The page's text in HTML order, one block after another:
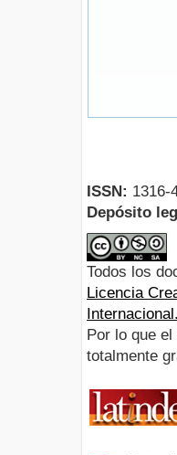
ISSN: 1316-
Depósito
Todos los
Licencia
Internacional.
Por lo que
totalmente